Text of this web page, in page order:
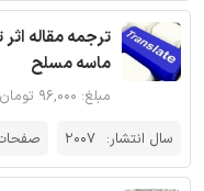
ترجمه مقاله
ماسه مسلح
مبلغ: ۹۶,۰۰۰ تومان
سال انتشار: 2007